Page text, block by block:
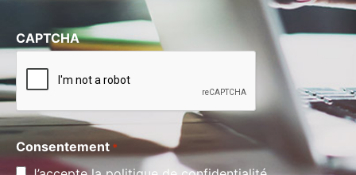
CAPTCHA
Consentement *